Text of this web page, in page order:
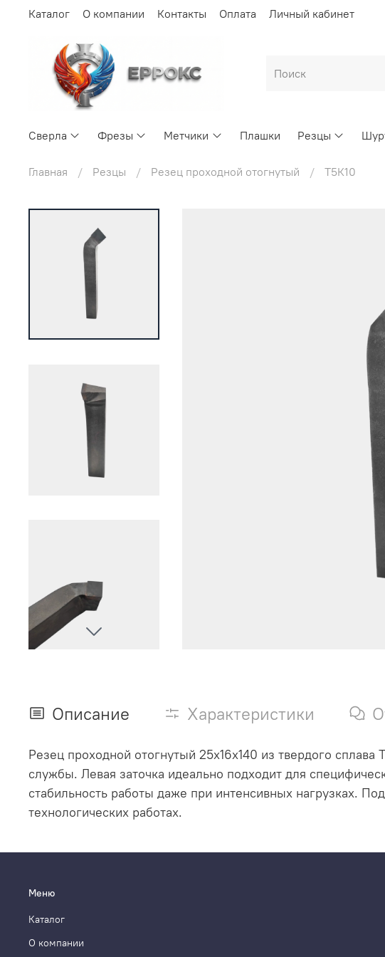
Каталог О компании Контакты Оплата Личный кабинет
Сверла Фрезы Метчики Плашки Резцы
Главная Резцы Резец проходной отогнутый Т5К10
Описание Характеристики
Резец проходной отогнутый 25х16х140 из твердого
службы. Левая заточка идеально подходит для
стабильность работы даже при интенсивных нагрузках.
технологических работах.
Меню
Каталог
О компании